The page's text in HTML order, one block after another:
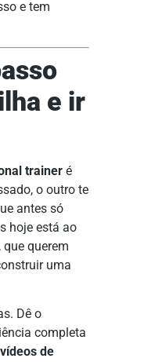
e tem
e ir
trainer é
o outro te
antes só
hoje está ao
querem
uma
Dê o
completa
de